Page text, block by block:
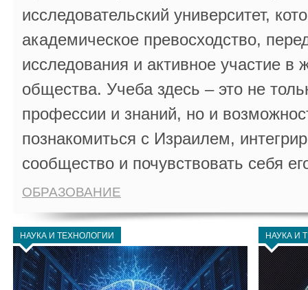
исследовательский университет,
академическое превосходство,
исследования и активное участие в
общества. Учеба здесь – это не
профессии и знаний, но и
познакомиться с Израилем,
сообщество и почувствовать себя
ОБРАЗОВАНИЕ
НАУКА И ТЕХНОЛОГИИ НАУКА И